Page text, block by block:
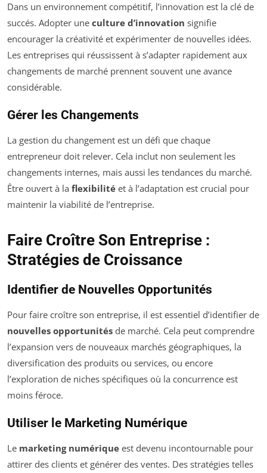
Dans un environnement compétitif, l’innovation est la clé de
succés. Adopter une culture d’innovation signifie
encourager la créativité et expérimenter de nouvelles idées.
Les entreprises qui réussissent à s’adapter rapidement aux
changements de marché prennent souvent une avance
considérable.
Gérer les Changements
La gestion du changement est un défi que chaque
entrepreneur doit relever. Cela inclut non seulement les
changements internes, mais aussi les tendances du marché.
Être ouvert à la flexibilité et à l’adaptation est crucial pour
maintenir la viabilité de l’entreprise.
Faire Croître Son Entreprise :
Stratégies de Croissance
Identifier de Nouvelles Opportunités
Pour faire croître son entreprise, il est essentiel d’identifier de
nouvelles opportunités de marché. Cela peut comprendre
l’expansion vers de nouveaux marchés géographiques, la
diversification des produits ou services, ou encore
l’exploration de niches spécifiques où la concurrence est
moins féroce.
Utiliser le Marketing Numérique
Le marketing numérique est devenu incontournable pour
attirer des clients et générer des ventes. Des stratégies telles